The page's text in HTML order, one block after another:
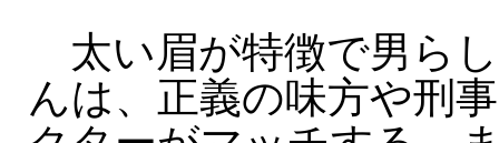
太い眉が特徴で男ら
んは、正義の味方や刑